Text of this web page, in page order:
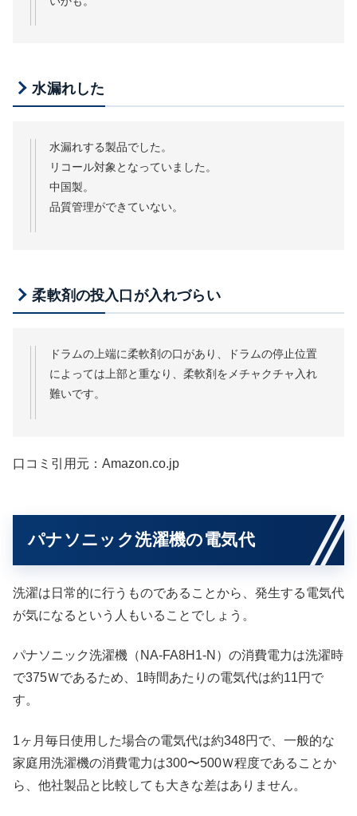
水漏れした
水漏れする製品でした。
リコール対象となっていました。
中国製。
品質管理ができていない。
柔軟剤の投入口が入れづらい
ドラムの上端に柔軟剤の口があり、ドラムの停止位置
によっては上部と重なり、柔軟剤をメチャクチャ入れ
難いです。
口コミ引用元：Amazon.co.jp
パナソニック洗濯機の電気代
洗濯は日常的に行うものであることから、発生する電気代
が気になるという人もいることでしょう。
パナソニック洗濯機（NA-FA8H1-N）の消費電力は洗濯時
で375Ｗであるため、1時間あたりの電気代は約11円で
す。
1ヶ月毎日使用した場合の電気代は約348円で、一般的な
家庭用洗濯機の消費電力は300〜500Ｗ程度であることか
ら、他社製品と比較しても大きな差はありません。